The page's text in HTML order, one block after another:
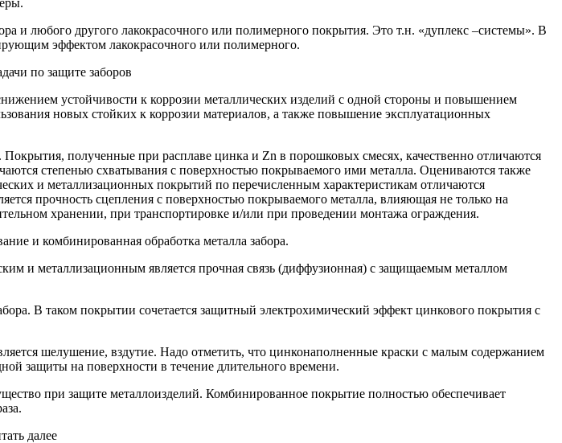
и любого другого лакокрасочного или полимерного покрытия. Это т.н. «дуплекс –системы». В
эффектом лакокрасочного или полимерного.
по защите заборов
устойчивости к коррозии металлических изделий с одной стороны и повышением
новых стойких к коррозии материалов, а также повышение эксплуатационных
полученные при расплаве цинка и Zn в порошковых смесях, качественно отличаются
степенью схватывания с поверхностью покрываемого ими металла. Оцениваются также
и металлизационных покрытий по перечисленным характеристикам отличаются
прочность сцепления с поверхностью покрываемого металла, влияющая не только на
хранении, при транспортировке и/или при проведении монтажа ограждения.
и комбинированная обработка металла забора.
и металлизационным является прочная связь (диффузионная) с защищаемым металлом
В таком покрытии сочетается защитный электрохимический эффект цинкового покрытия с
шелушение, вздутие. Надо отметить, что цинконаполненные краски с малым содержанием
защиты на поверхности в течение длительного времени.
при защите металлоизделий. Комбинированное покрытие полностью обеспечивает
далее